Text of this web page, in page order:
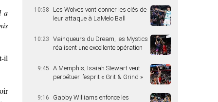
a
il
10:58
Les Wolves vont donner les clés de
leur attaque à LaMelo Ball
10:23
Vainqueurs du Dream, les Mystics
réalisent une excellente opération
9:45
A Memphis, Isaiah Stewart veut
perpétuer l’esprit « Grit & Grind »
9:16
Gabby Williams enfonce les